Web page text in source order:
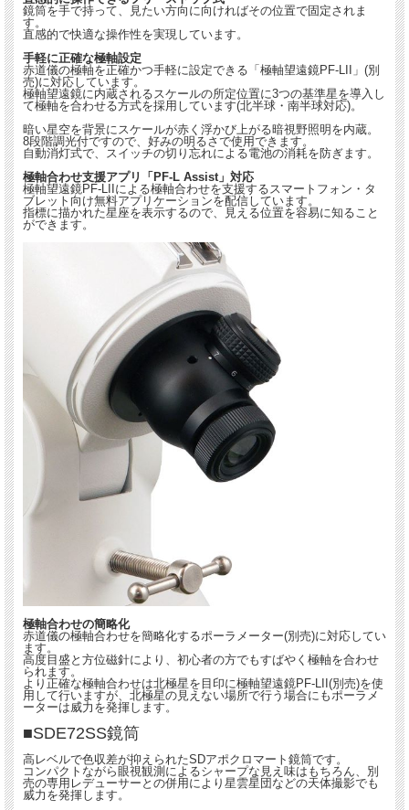
鏡筒を手で持って、見たい方向に向ければその位置で固定されま
す。
直感的で快適な操作性を実現しています。
手軽に正確な極軸設定
赤道儀の極軸を正確かつ手軽に設定できる「極軸望遠鏡PF-LII」(別
売)に対応しています。
極軸望遠鏡に内蔵されるスケールの所定位置に3つの基準星を導入し
て極軸を合わせる方式を採用しています(北半球・南半球対応)。
暗い星空を背景にスケールが赤く浮かび上がる暗視野照明を内蔵。
8段階調光付ですので、好みの明るさで使用できます。
自動消灯式で、スイッチの切り忘れによる電池の消耗を防ぎます。
極軸合わせ支援アプリ「PF-L Assist」対応
極軸望遠鏡PF-LIIによる極軸合わせを支援するスマートフォン・タ
ブレット向け無料アプリケーションを配信しています。
指標に描かれた星座を表示するので、見える位置を容易に知ること
ができます。
極軸合わせの簡略化
赤道儀の極軸合わせを簡略化するポーラメーター(別売)に対応してい
ます。
高度目盛と方位磁針により、初心者の方でもすばやく極軸を合わせ
られます。
より正確な極軸合わせは北極星を目印に極軸望遠鏡PF-LII(別売)を使
用して行いますが、北極星の見えない場所で行う場合にもポーラメ
ーターは威力を発揮します。
■SDE72SS鏡筒
高レベルで色収差が抑えられたSDアポクロマート鏡筒です。
コンパクトながら眼視観測によるシャープな見え味はもちろん、別
売の専用レデューサーとの併用により星雲星団などの天体撮影でも
威力を発揮します。